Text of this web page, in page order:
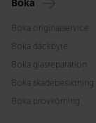
Boka
Boka originalservice
Boka däckbyte
Boka glasreparation
Boka skadebesiktning
Boka provkörning